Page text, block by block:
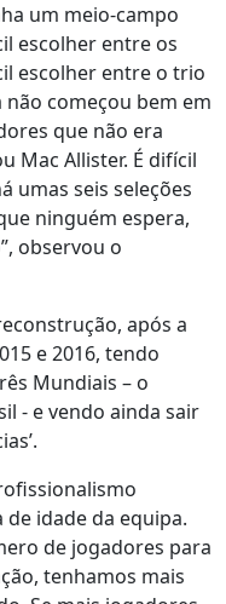
um meio-campo
escolher entre os
escolher entre o trio
não começou bem em
que não era
Mac Allister. É difícil
umas seis seleções
ninguém espera,
observou o
após a
e 2016, tendo
Mundiais – o
- e vendo ainda sair
de idade da equipa.
de jogadores para
tenhamos mais